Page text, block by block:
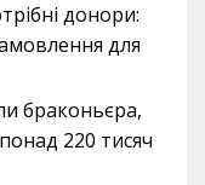
донори:
для
браконьєра,
220 тисяч